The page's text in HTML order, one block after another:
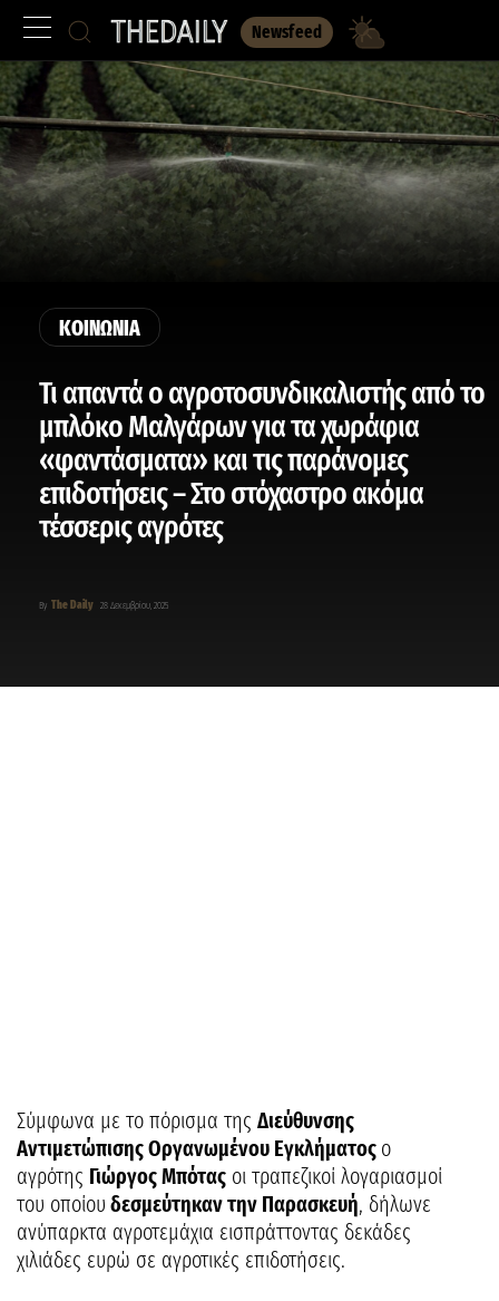
Newsfeed
ΚΟΙΝΩΝΙΑ
Τι απαντά ο αγροτοσυνδικαλιστής από το
μπλόκο Μαλγάρων για τα χωράφια
«φαντάσματα» και τις παράνομες
επιδοτήσεις – Στο στόχαστρο ακόμα
τέσσερις αγρότες
By The Daily 28 Δεκεμβρίου, 2025
Σύμφωνα με το πόρισμα της Διεύθυνσης
Αντιμετώπισης Οργανωμένου Εγκλήματος ο
αγρότης Γιώργος Μπότας οι τραπεζικοί λογαριασμοί
του οποίου δεσμεύτηκαν την Παρασκευή, δήλωνε
ανύπαρκτα αγροτεμάχια εισπράττοντας δεκάδες
χιλιάδες ευρώ σε αγροτικές επιδοτήσεις.